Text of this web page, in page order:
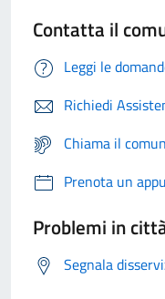
Contatta il
Leggi le
Richiedi
Chiama il
Prenota un
Problemi in
Segnala